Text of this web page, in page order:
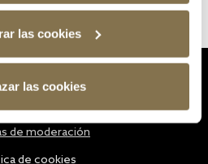
las cookies
las cookies
de moderación
de cookies